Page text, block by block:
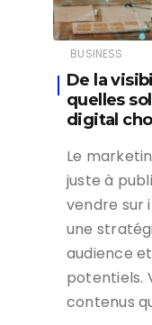
BUSINESS
De la
quelles
digital
Le
juste à
vendre sur
une
audience
potentiels.
contenus